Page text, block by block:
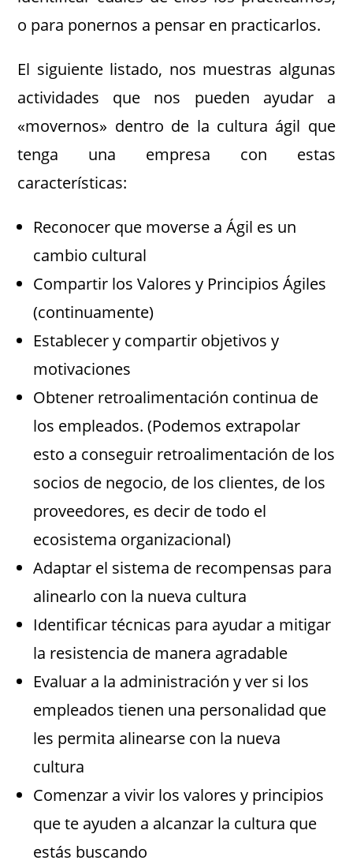
o para ponernos a pensar en practicarlos.
El siguiente listado, nos muestras algunas
actividades que nos pueden ayudar a
«movernos» dentro de la cultura ágil que
tenga una empresa con estas
características:
Reconocer que moverse a Ágil es un
cambio cultural
Compartir los Valores y Principios Ágiles
(continuamente)
Establecer y compartir objetivos y
motivaciones
Obtener retroalimentación continua de
los empleados. (Podemos extrapolar
esto a conseguir retroalimentación de los
socios de negocio, de los clientes, de los
proveedores, es decir de todo el
ecosistema organizacional)
Adaptar el sistema de recompensas para
alinearlo con la nueva cultura
Identificar técnicas para ayudar a mitigar
la resistencia de manera agradable
Evaluar a la administración y ver si los
empleados tienen una personalidad que
les permita alinearse con la nueva
cultura
Comenzar a vivir los valores y principios
que te ayuden a alcanzar la cultura que
estás buscando